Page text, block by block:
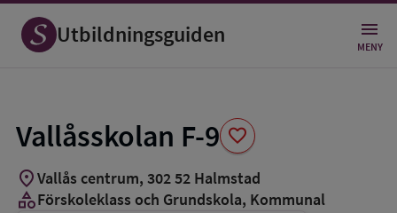
Utbildningsguiden MENY
Vallåsskolan F-9 favorite
Spara
som
favorit
location_onVallås centrum, 30252 Halmstad
categoryFörskoleklass och Grundskola, Kommunal